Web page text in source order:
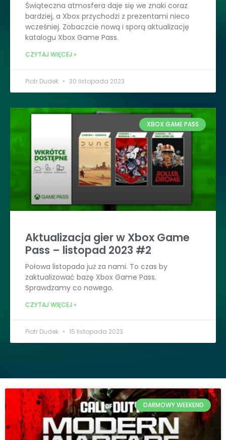
Świąteczna atmosfera daje się we znaki coraz
bardziej, a Xbox przychodzi z prezentami nieco
wcześniej. Zobaczcie nową i sporą aktualizację
katalogu Xbox Game Pass.
CZYTAJ WIĘCEJ »
Piotr Dudek 30 listopada 2023
XBOX GAME PASS
Aktualizacja gier w Xbox Game
Pass – listopad 2023 #2
Połowa listopada już za nami. To czas by
zaktualizować bazę Xbox Game Pass.
Sprawdzamy co nowego.
CZYTAJ WIĘCEJ »
Piotr Dudek 15 listopada 2023
DARMOWY WEEKEND